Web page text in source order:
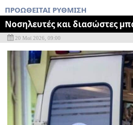
ΠΡΟΩΘΕΙΤΑΙ ΡΥΘΜΙΣΗ
Νοσηλευτές και διασώστες
20 Μαϊ 2026, 09:00